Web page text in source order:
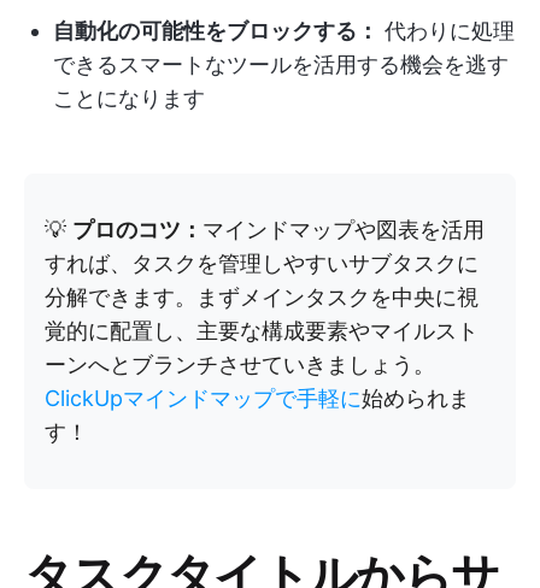
自動化の可能性をブロックする： 代わりに処理
できるスマートなツールを活用する機会を逃す
ことになります
💡 プロのコツ： マインドマップや図表を活用
すれば、タスクを管理しやすいサブタスクに
分解できます。まずメインタスクを中央に視
覚的に配置し、主要な構成要素やマイルスト
ーンへとブランチさせていきましょう。
ClickUpマインドマップで手軽に始められま
す！
タスクタイトルからサ